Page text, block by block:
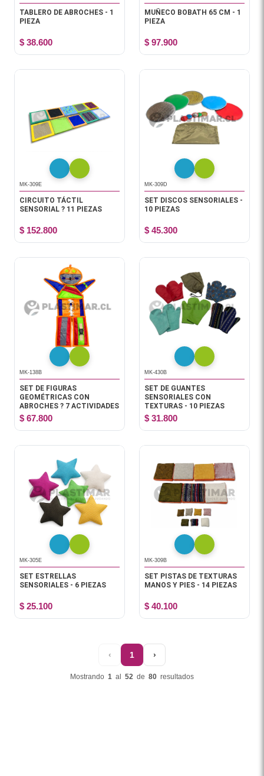
TABLERO DE ABROCHES - 1
PIEZA
$ 38.600
MUÑECO BOBATH 65 CM - 1
PIEZA
$ 97.900
MK-309E
CIRCUITO TÁCTIL
SENSORIAL ? 11 PIEZAS
$ 152.800
MK-309D
SET DISCOS SENSORIALES -
10 PIEZAS
$ 45.300
MK-138B
SET DE FIGURAS
GEOMÉTRICAS CON
ABROCHES ? 7 ACTIVIDADES
$ 67.800
MK-430B
SET DE GUANTES
SENSORIALES CON
TEXTURAS - 10 PIEZAS
$ 31.800
MK-305E
SET ESTRELLAS
SENSORIALES - 6 PIEZAS
$ 25.100
MK-309B
SET PISTAS DE TEXTURAS
MANOS Y PIES - 14 PIEZAS
$ 40.100
‹ 1 ›
Mostrando 1 al 52 de 80 resultados